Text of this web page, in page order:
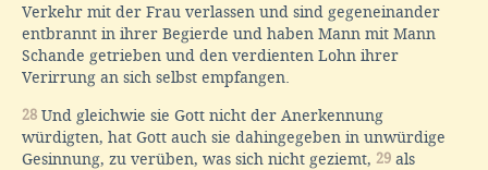
Verkehr mit der Frau verlassen und sind gegeneinander
entbrannt in ihrer Begierde und haben Mann mit Mann
Schande getrieben und den verdienten Lohn ihrer
Verirrung an sich selbst empfangen.
28 Und gleichwie sie Gott nicht der Anerkennung
würdigten, hat Gott auch sie dahingegeben in unwürdige
Gesinnung, zu verüben, was sich nicht geziemt, 29 als